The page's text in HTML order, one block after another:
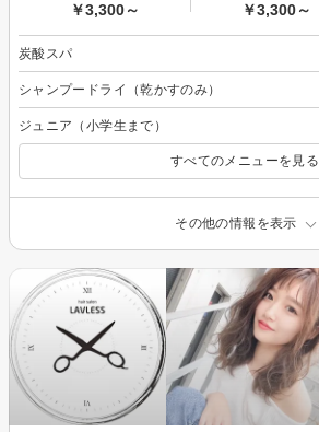
￥3,300～ ￥3,300～
炭酸スパ
シャンプードライ（乾かすのみ）
ジュニア（小学生まで）
すべてのメニューを見る
その他の情報を表示